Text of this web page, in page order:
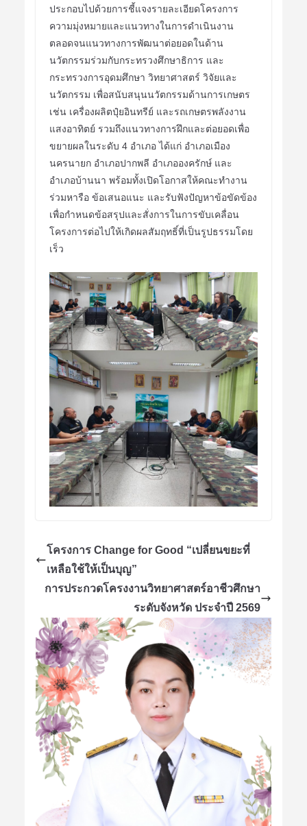
ประกอบไปด้วยการชี้แจงรายละเอียดโครงการ
ความมุ่งหมายและแนวทางในการดำเนินงาน
ตลอดจนแนวทางการพัฒนาต่อยอดในด้าน
นวัตกรรมร่วมกับกระทรวงศึกษาธิการ และ
กระทรวงการอุดมศึกษา วิทยาศาสตร์ วิจัยและ
นวัตกรรม เพื่อสนับสนุนนวัตกรรมด้านการเกษตร
เช่น เครื่องผลิตปุ๋ยอินทรีย์ และรถเกษตรพลังงาน
แสงอาทิตย์ รวมถึงแนวทางการฝึกและต่อยอดเพื่อ
ขยายผลในระดับ 4 อำเภอ ได้แก่ อำเภอเมือง
นครนายก อำเภอปากพลี อำเภอองครักษ์ และ
อำเภอบ้านนา พร้อมทั้งเปิดโอกาสให้คณะทำงาน
ร่วมหารือ ข้อเสนอแนะ และรับฟังปัญหาข้อขัดข้อง
เพื่อกำหนดข้อสรุปและสั่งการในการขับเคลื่อน
โครงการต่อไปให้เกิดผลสัมฤทธิ์ที่เป็นรูปธรรมโดย
เร็ว
โครงการ Change for Good “เปลี่ยนขยะที่
เหลือใช้ให้เป็นบุญ”
การประกวดโครงงานวิทยาศาสตร์อาชีวศึกษา
ระดับจังหวัด ประจำปี 2569